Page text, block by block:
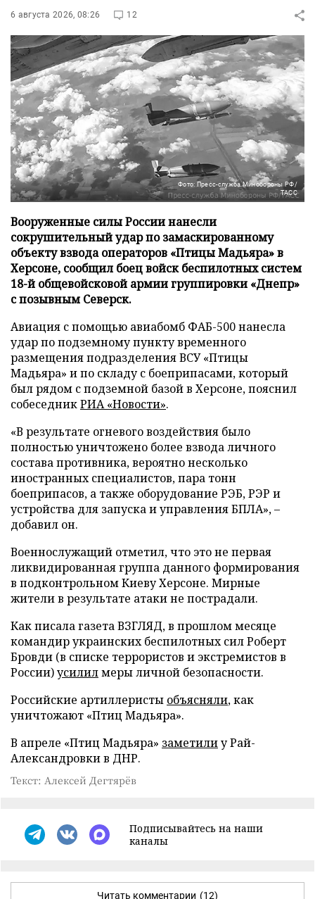
6 августа 2026, 08:26 12
Фото: Пресс-служба Минобороны РФ/
ТАСС
Вооруженные силы России нанесли
сокрушительный удар по замаскированному
объекту взвода операторов «Птицы Мадьяра» в
Херсоне, сообщил боец войск беспилотных систем
18-й общевойсковой армии группировки «Днепр»
с позывным Северск.
Авиация с помощью авиабомб ФАБ-500 нанесла
удар по подземному пункту временного
размещения подразделения ВСУ «Птицы
Мадьяра» и по складу с боеприпасами, который
был рядом с подземной базой в Херсоне, пояснил
собеседникРИА «Новости».
«В результате огневого воздействия было
полностью уничтожено более взвода личного
состава противника, вероятно несколько
иностранных специалистов, пара тонн
боеприпасов, а также оборудование РЭБ, РЭР и
устройства для запуска и управления БПЛА», –
добавил он.
Военнослужащий отметил, что это не первая
ликвидированная группа данного формирования
в подконтрольном Киеву Херсоне. Мирные
жители в результате атаки не пострадали.
Как писала газета ВЗГЛЯД, в прошлом месяце
командир украинских беспилотных сил Роберт
Бровди (в списке террористов и экстремистов в
России)усилилмеры личной безопасности.
Российские артиллеристы объясняли, как
уничтожают «Птиц Мадьяра».
В апреле «Птиц Мадьяра» заметилиу Рай-
Александровки в ДНР.
Текст: Алексей Дегтярёв
Подписывайтесь на наши
каналы
Читать комментарии (12)